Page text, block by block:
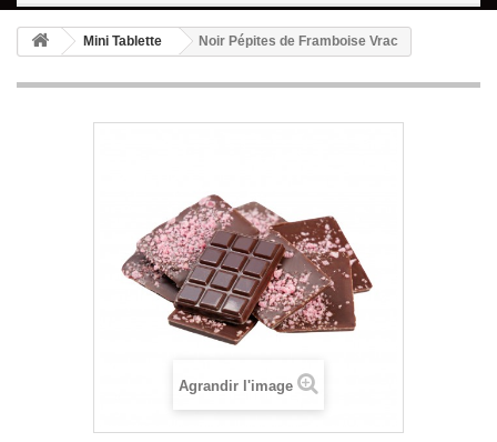
Mini Tablette Noir Pépites de Framboise Vrac
Agrandir l'image